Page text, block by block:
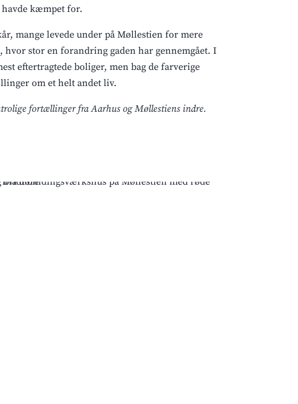
kæmpet for.
mange levede under på Møllestien for mere
hvor stor en forandring gaden har gennemgået. I
eftertragtede boliger, men bag de farverige
om et helt andet liv.
fortællinger fra Aarhus og Møllestiens indre.